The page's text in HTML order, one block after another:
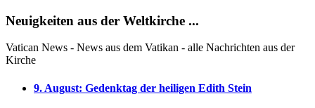
Neuigkeiten aus der Weltkirche ...
Vatican News - News aus dem Vatikan - alle Nachrichten aus der
Kirche
9. August: Gedenktag der heiligen Edith Stein